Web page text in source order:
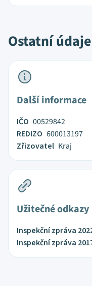
Ostatní údaje
Další informace
IČO 00529842
REDIZO 600013197
Zřizovatel Kraj
Užitečné odkazy
Inspekční zpráva
Inspekční zpráva